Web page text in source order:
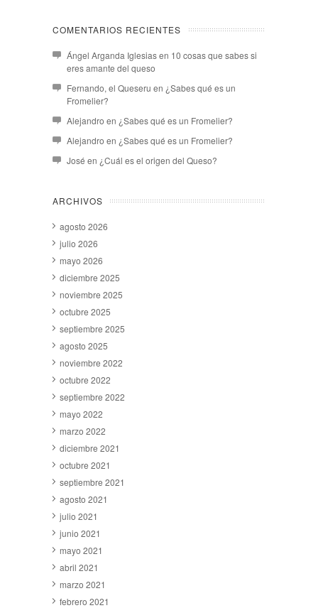
COMENTARIOS RECIENTES
Ángel Arganda Iglesiasen 10 cosas que sabes si
eres amante del queso
Fernando, el Queseru en ¿Sabes qué es un
Fromelier?
Alejandro en ¿Sabes qué es un Fromelier?
Alejandro en ¿Sabes qué es un Fromelier?
José en ¿Cuál es el origen del Queso?
ARCHIVOS
agosto 2026
julio 2026
mayo 2026
diciembre 2025
noviembre 2025
octubre 2025
septiembre 2025
agosto 2025
noviembre 2022
octubre 2022
septiembre 2022
mayo 2022
marzo 2022
diciembre 2021
octubre 2021
septiembre 2021
agosto 2021
julio 2021
junio 2021
mayo 2021
abril 2021
marzo 2021
febrero 2021